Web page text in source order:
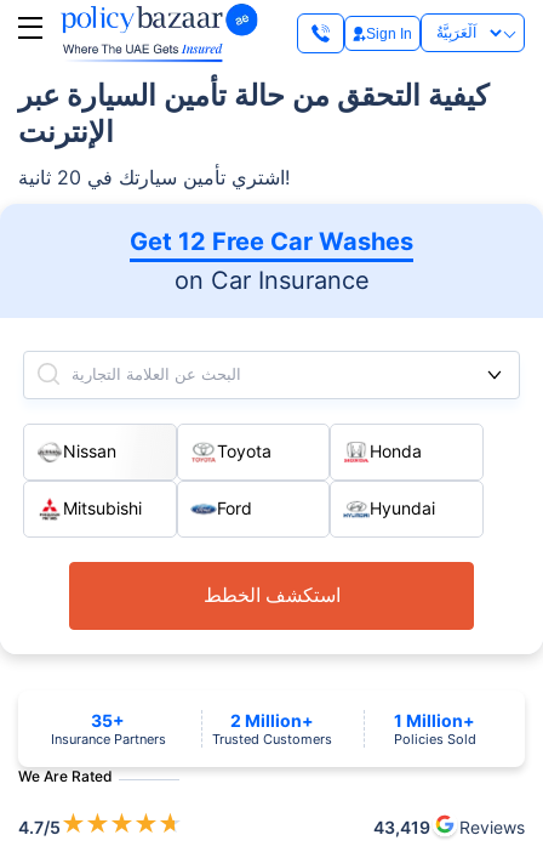
Sign In
كيفية التحقق من حالة تأمين السيارة عبر
الإنترنت
اشتري تأمين سيارتك في 20 ثانية!
Get 12 Free Car Washes
on Car Insurance
البحث عن العلامة التجارية
Nissan Toyota Honda
Mitsubishi Ford Hyundai
استكشف الخطط
We Are Rated
4.7/5★★★★★ 43,419
Reviews
35+
Insurance Partners
2 Million+
Trusted Customers
1 Million+
Policies Sold